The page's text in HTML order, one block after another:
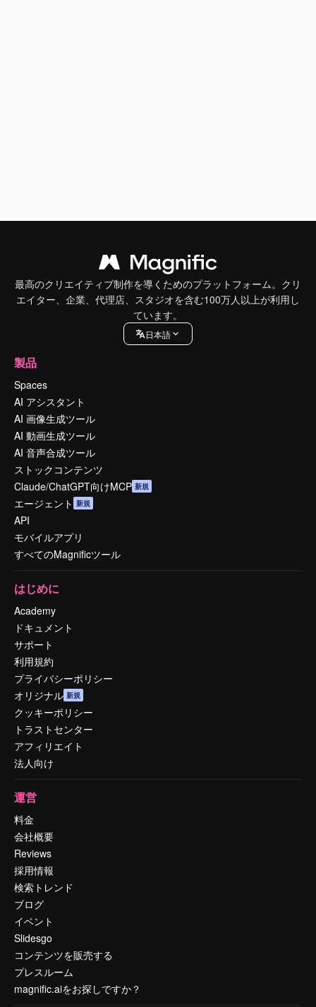
最高のクリエイティブ制作を導くためのプラットフォーム。クリ
エイター、企業、代理店、スタジオを含む100万人以上が利用し
ています。
日本語
製品
Spaces
AI アシスタント
AI 画像生成ツール
AI 動画生成ツール
AI 音声合成ツール
ストックコンテンツ
Claude/ChatGPT向けMCP 新規
エージェント 新規
API
モバイルアプリ
すべてのMagnificツール
はじめに
Academy
ドキュメント
サポート
利用規約
プライバシーポリシー
オリジナル 新規
クッキーポリシー
トラストセンター
アフィリエイト
法人向け
運営
料金
会社概要
Reviews
採用情報
検索トレンド
ブログ
イベント
Slidesgo
コンテンツを販売する
プレスルーム
magnific.aiをお探しですか？